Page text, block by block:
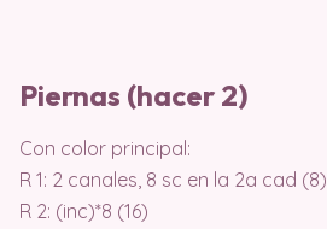
Piernas (hacer 2)
Con color principal:
R 1: 2 canales, 8 sc en la 2a cad (8)
R 2: (inc)*8 (16)